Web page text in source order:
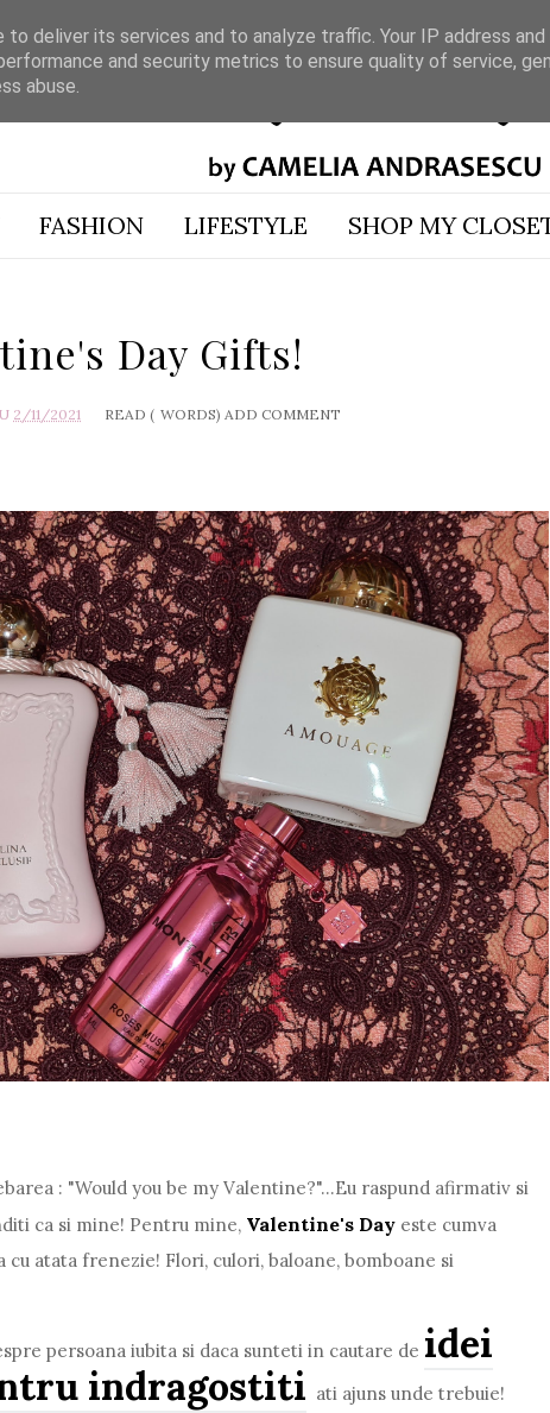
FASHION LIFESTYLE SHOP MY
Day Gifts!
2/11/2021 READ ( WORDS) ADD COMMENT
: "Would you be my Valentine?"...Eu raspund afirmativ si
ca si mine! Pentru mine, Valentine's Day este cumva
atata frenezie! Flori, culori, baloane, bomboane si
persoana iubita si daca sunteti in cautare de idei
indragostiti ati ajuns unde trebuie!
deliver its services and to analyze traffic. Your IP address
and security metrics to ensure quality of service,
abuse.